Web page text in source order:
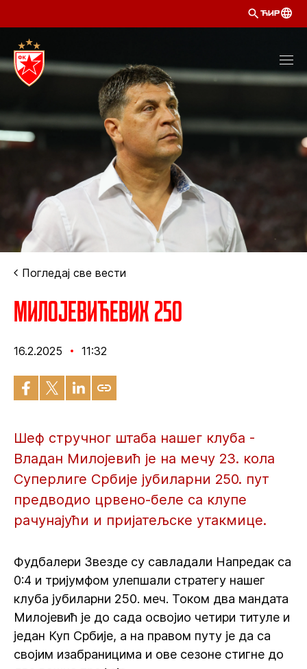
ЋИР
Погледај све вести
Милојевићевих 250
16.2.2025 11:32
Шеф стручног штаба нашег клуба -
Владан Милојевић је на мечу 23. кола
Суперлиге Србије јубиларни 250. пут
предводио црвено-беле са клупе
рачунајући и пријатељске утакмице.
Фудбалери Звезде су савладали Напредак са
0:4 и тријумфом улепшали стратегу нашег
клуба јубиларни 250. меч. Током два мандата
Милојевић је до сада освојио четири титуле и
један Куп Србије, а на правом путу је да са
својим изабраницима и ове сезоне стигне до